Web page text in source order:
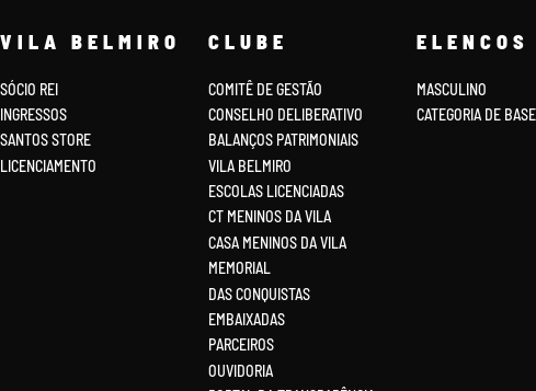
VILA BELMIRO
SÓCIO REI
INGRESSOS
SANTOS STORE
LICENCIAMENTO
CLUBE
COMITÊ DE GESTÃO
CONSELHO DELIBERATIVO
BALANÇOS PATRIMONIAIS
VILA BELMIRO
ESCOLAS LICENCIADAS
CT MENINOS DA VILA
CASA MENINOS DA VILA
MEMORIAL
DAS CONQUISTAS
EMBAIXADAS
PARCEIROS
OUVIDORIA
ELENCOS
MASCULINO
CATEGORIA DE BASE